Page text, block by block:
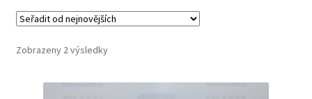
Doprava
Kontakt
Zobrazeny 2 výsledkySeřazeno